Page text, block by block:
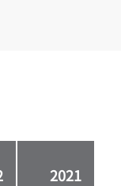
2021